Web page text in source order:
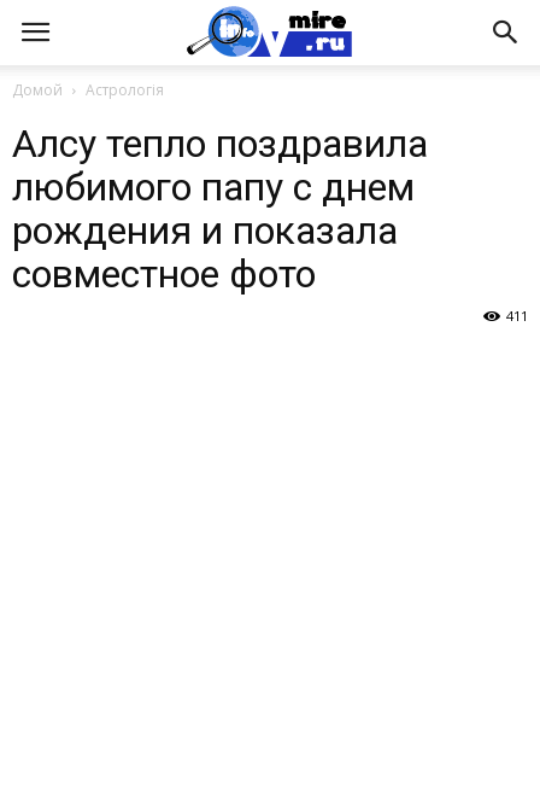
Домой Астрологія
Алсу тепло поздравила
любимого папу с днем
рождения и показала
совместное фото
411